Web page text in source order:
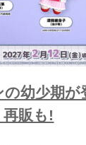
幼少期が
販も!